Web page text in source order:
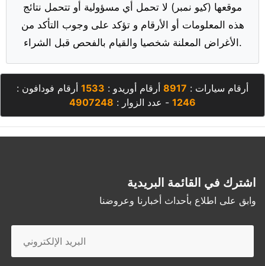
موقعها (كيو نمبر) لا تحمل أي مسؤولية أو تتحمل نتائج
هذه المعلومات أو الأرقام و تؤكد على وجوب التأكد من
الأغراض المعلنة شخصيا والقيام بالفحص قبل الشراء.
أرقام سيارات : 8917 أرقام أوريدو : 1533 أرقام فودافون :
1246 - عدد الزوار : 4907248
اشترك في القائمة البريدية
وابق على اطلاع بأحداث أخبارنا وعروضنا